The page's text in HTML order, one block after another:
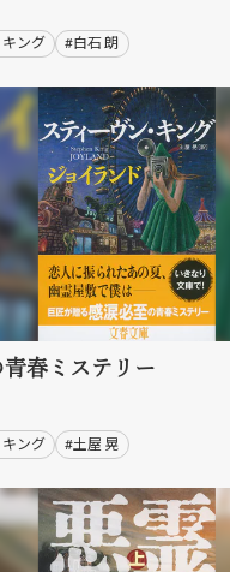
ング #白石 朗
春ミステリー
ング #土屋 晃